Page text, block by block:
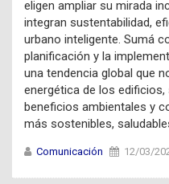
eligen ampliar su mirada
integran sustentabilidad,
urbano inteligente. Sumá
planificación y la
una tendencia global que
energética de los
beneficios ambientales y
más sostenibles,
Comunicación 12/03/